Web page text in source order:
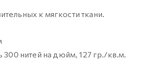
к мягкости ткани.
300 нитей на дюйм, 127 гр./кв.м.